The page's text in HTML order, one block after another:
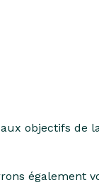
objectifs de
également